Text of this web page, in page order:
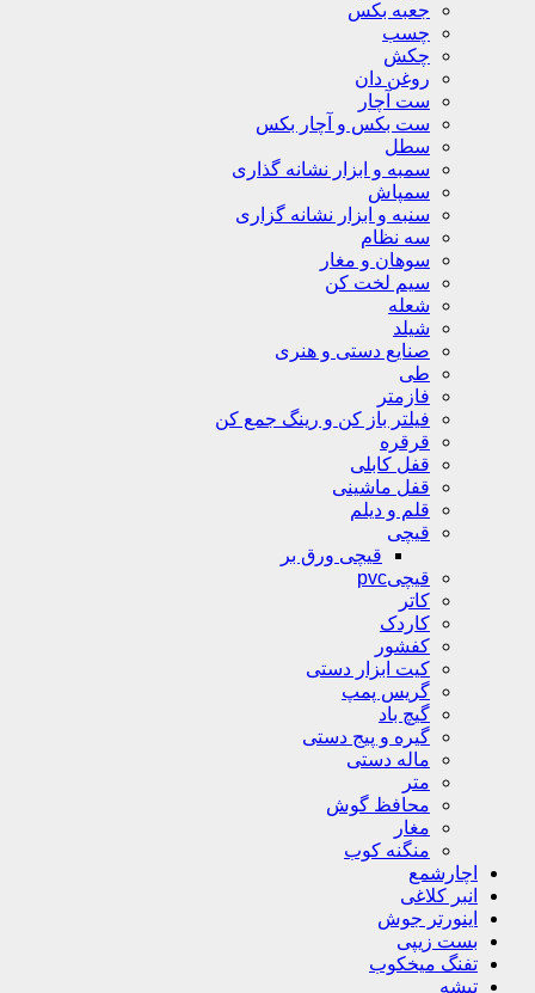
جعبه بکس
چسب
چکش
روغن دان
ست آچار
ست بکس و آچار بکس
سطل
سمبه و ابزار نشانه گذاری
سمپاش
سنبه و ابزار نشانه گزاری
سه نظام
سوهان و مغار
سیم لخت کن
شعله
شیلد
صنایع دستی و هنری
طی
فازمتر
فیلتر باز کن و رینگ جمع کن
قرقره
قفل کابلی
قفل ماشینی
قلم و دیلم
قیچی
قیچی ورق بر
قیچیpvc
کاتر
کاردک
کفشور
کیت ابزار دستی
گریس پمپ
گیچ باد
گیره و پیج دستی
ماله دستی
متر
محافظ گوش
مغار
منگنه کوب
اچارشمع
انبر کلاغی
اینورتر جوش
بست زیپی
تفنگ میخکوب
تیشه